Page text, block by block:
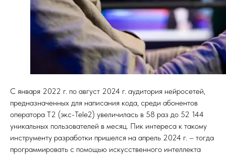
С января 2022 г. по август 2024 г. аудитория нейросетей,
предназначенных для написания кода, среди абонентов
оператора T2 (экс-Tele2) увеличилась в 58 раз до 52 144
уникальных пользователей в месяц. Пик интереса к такому
инструменту разработки пришелся на апрель 2024 г. – тогда
программировать с помощью искусственного интеллекта